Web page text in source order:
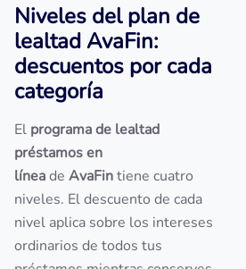
Niveles del plan de
lealtad AvaFin:
descuentos por cada
categoría
El programa de lealtad
préstamos en
líneade AvaFintiene cuatro
niveles. El descuento de cada
nivel aplica sobre los intereses
ordinarios de todos tus